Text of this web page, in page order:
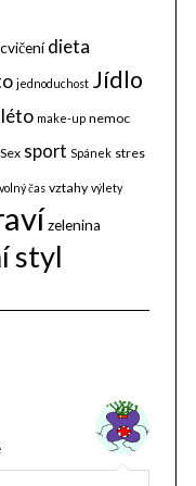
cvičení dieta
jednoduchost Jídlo
léto make-up nemoc
Sex sport Spánek stres
volný čas vztahy výlety
zelenina
styl